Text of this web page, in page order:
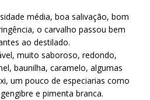
média, boa salivação, bom
o carvalho passou bem
ao destilado.
muito saboroso, redondo,
baunilha, caramelo, algumas
um pouco de especiarias como
e pimenta branca.